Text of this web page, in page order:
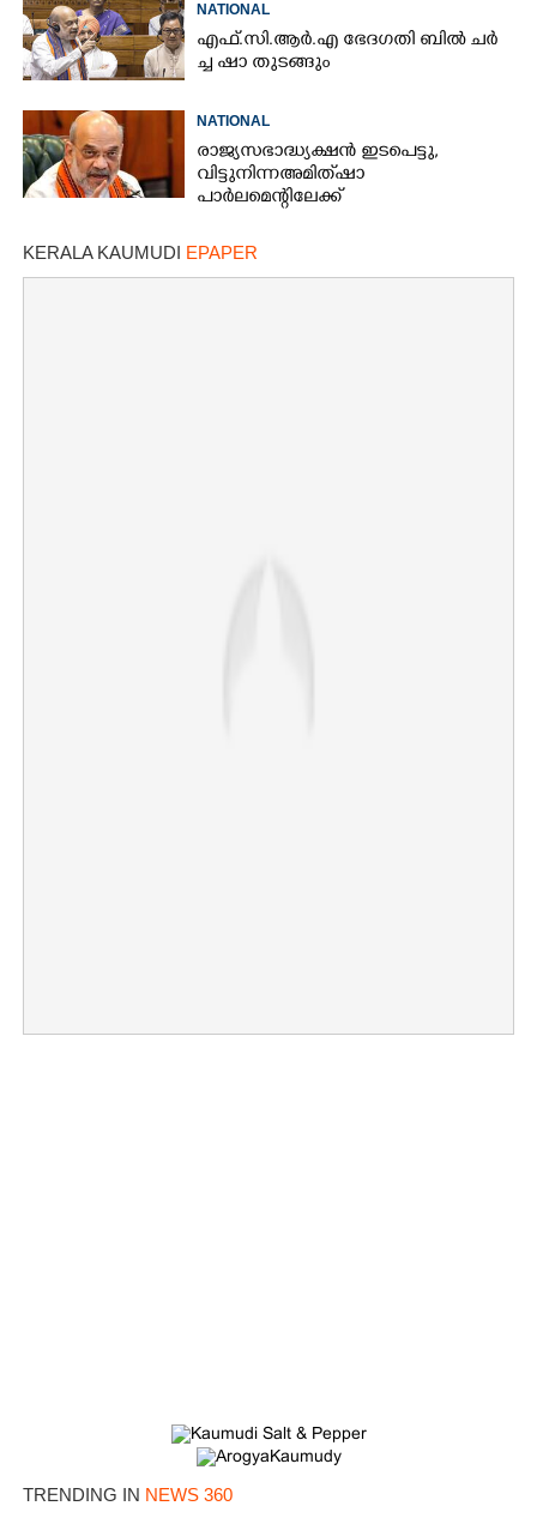
NATIONAL
എ​ഫ്.​സി.​ആ​ർ.​എ​ ​ഭേ​ദ​ഗ​തി​ ​ബിൽ ച​ർ​
ച്ച​ ​ഷാ​ ​തുടങ്ങും
NATIONAL
രാജ്യസഭാദ്ധ്യക്ഷൻ ഇടപെട്ടു,
വിട്ടുനിന്ന അമിത് ഷാ
പാർലമെന്റിലേക്ക്
KERALA KAUMUDI EPAPER
TRENDING IN NEWS 360